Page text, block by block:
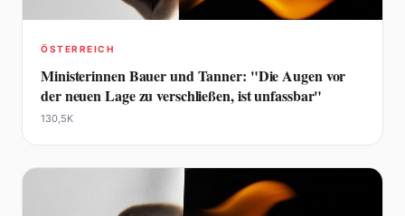
ÖSTERREICH
Ministerinnen Bauer und Tanner: "Die Augen vor
der neuen Lage zu verschließen, ist unfassbar"
130,5K